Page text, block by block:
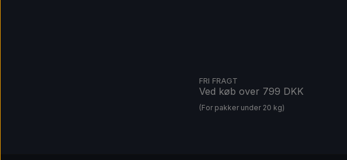
FRI FRAGT
Ved køb over 799 DKK
(For pakker under 20 kg)